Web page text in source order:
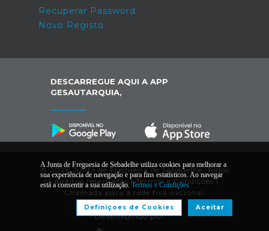
Recuperar Password
Novo Registo
DESCARREGUE AQUI A APP
GESAUTARQUIA,
© 2026 Junta de Freguesia de Sebadelhe. Todos
os direitos reservados |Termos e Condições| *
Chamada para a rede fixa nacional.
Desenvolvido por:
A Junta de Freguesia de Sebadelhe utiliza cookies para melhorar a
sua experiência de navegação e para fins estatísticos. Ao navegar
está a consentir a sua utilização. Termos e Condições
Aceitar
Definiçoes de Cookies